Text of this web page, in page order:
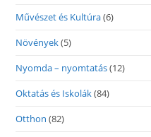
Művészet és Kultúra(6)
Növények(5)
Nyomda – nyomtatás(12)
Oktatás és Iskolák(84)
Otthon (82)